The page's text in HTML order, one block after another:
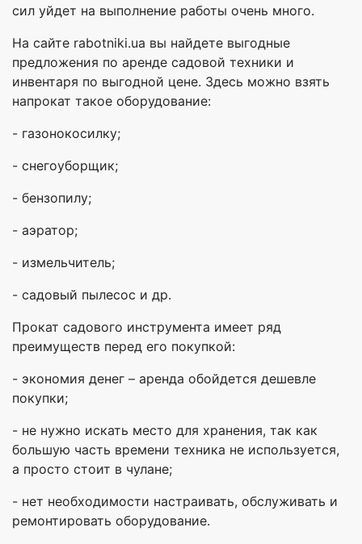
сил уйдет на выполнение работы очень много.
На сайте rabotniki.ua вы найдете выгодные
предложения по аренде садовой техники и
инвентаря по выгодной цене. Здесь можно взять
напрокат такое оборудование:
- газонокосилку;
- снегоуборщик;
- бензопилу;
- аэратор;
- измельчитель;
- садовый пылесос и др.
Прокат садового инструмента имеет ряд
преимуществ перед его покупкой:
- экономия денег – аренда обойдется дешевле
покупки;
- не нужно искать место для хранения, так как
большую часть времени техника не используется,
а просто стоит в чулане;
- нет необходимости настраивать, обслуживать и
ремонтировать оборудование.